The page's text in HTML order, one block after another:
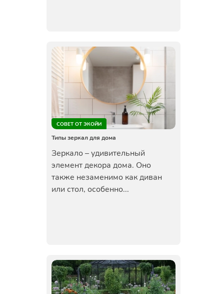
СОВЕТ ОТ ЭКОЙИ
Типы зеркал для дома
Зеркало – удивительный
элемент декора дома. Оно
также незаменимо как диван
или стол, особенно...